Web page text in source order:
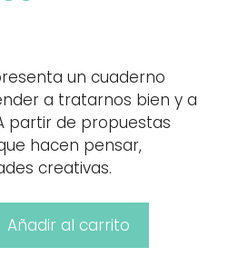
un cuaderno
a tratarnos bien y a
partir de propuestas
hacen pensar,
creativas.
Añadir al carrito